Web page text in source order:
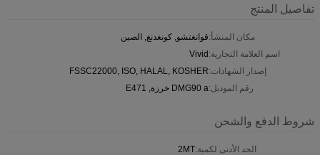
تفاصيل المنتج
مكان المنشأ:قوانغتشو, كونغدنغ, الصين
اسم العلامة التجارية:Vivid
إصدار الشهادات:FSSC22000, ISO, HALAL, KOSHER
رقم الموديل:DMG90 a خرزة, E471
شروط الدفع والشحن
الحد الأدنى لكمية:2MT